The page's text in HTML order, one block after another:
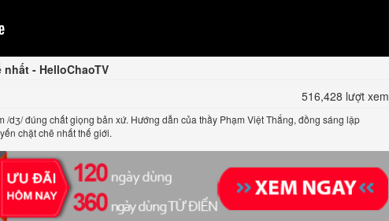
- HelloChaoTV
516,428 lượt xem
/dʒ/ đúng chất giọng bản xứ. Hướng dẫn của thầy Phạm Việt Thắng, đồng sáng lập
chặt chẽ nhất thế giới.